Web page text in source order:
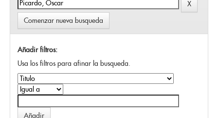
Comenzar nueva busqueda
Añadir filtros:
Usa los filtros para afinar la busqueda.